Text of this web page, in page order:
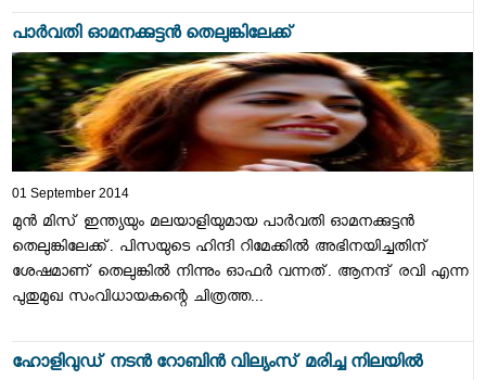
പാര്‍വതി ഓമനക്കുട്ടന്‍ തെലുങ്കിലേക്ക്
01 September 2014
മുന്‍ മിസ് ഇന്ത്യയും മലയാളിയുമായ പാര്‍വതി ഓമനക്കുട്ടന്‍
തെലുങ്കിലേക്ക്. പിസയുടെ ഹിന്ദി റിമേക്കില്‍ അഭിനയിച്ചതിന്
ശേഷമാണ് തെലുങ്കില്‍ നിന്നും ഓഫര്‍ വന്നത്. ആനന്ദ് രവി എന്ന
പുതുമുഖ സംവിധായകന്റെ ചിത്രത്ത...
ഹോളിവുഡ്‌ നടന്‍ റോബിന്‍ വില്യംസ്‌ മരിച്ച നിലയില്‍